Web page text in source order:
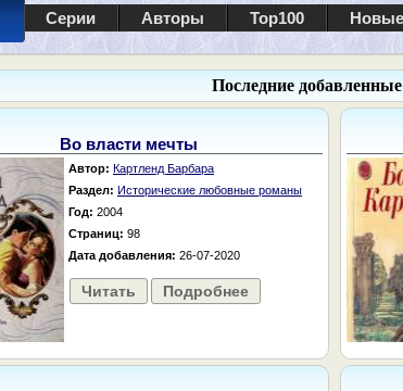
Серии Авторы Top100
Последние
Во власти мечты
Автор: Картленд Барбара
Раздел: Исторические любовные романы
Год: 2004
Страниц: 98
Дата добавления: 26-07-2020
Читать Подробнее